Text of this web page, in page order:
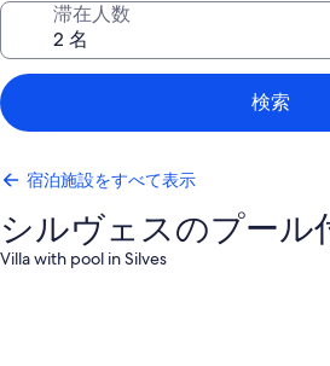
滞在人数
検索
宿泊施設をすべて表示
シルヴェスのプール
Villa with pool in Silves